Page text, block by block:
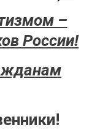
–
России!